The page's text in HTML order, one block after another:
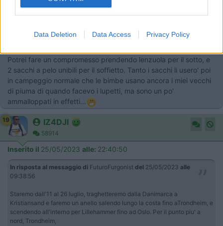
Data Deletion Data Access Privacy Policy
Oslo. Per il punto piu' a nord, Trondheim, ho visto che le minime
di stagione sono sui 10°C. Sarà probabile trovare pioggia
Il proprietario ( tedesco ) mi ha risposto che ci sono i piumini per
Potrei fare un compromesso prendendo lenzuola per il sotto, e
2 sacchi a pelo unibili per il soffietto. Tanto i sacchi li usero' poi
in campeggio normale che le bimbe usano ancora i miei vecchi
di piuma di quando facevo i lupetti, ma sono un po'
ammalloppati in effetti...
19 IZ4DJI
58914
Inserito il 25/05/2023 alle: 22:40:50
In risposta al messaggio di FuturoFurgonist del 25/05/2023 alle
09:38:56
Staremo dall'11 al 26 luglio, traghetteremo dalla Danimarca a
Kristiansand e faremo un anello salendo lungo la costa fino aTrondheim, e
scendendo all'interno per Lillehammer fino ad Oslo. Per il punto piu' a
nord, Trondheim,